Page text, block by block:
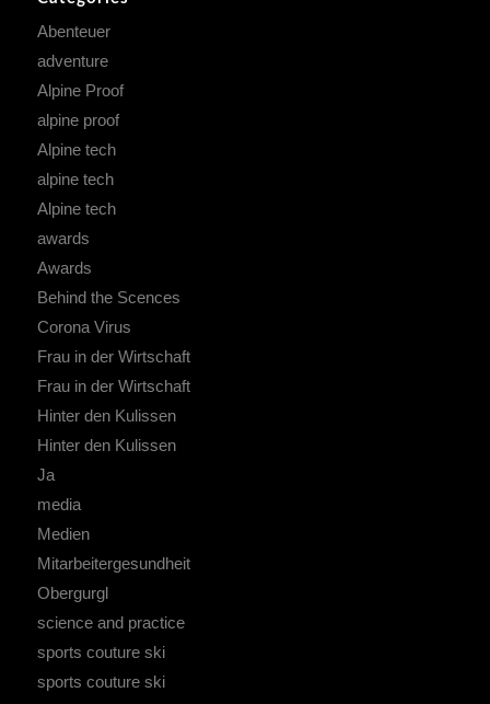
Abenteuer
adventure
Alpine Proof
alpine proof
Alpine tech
alpine tech
Alpine tech
awards
Awards
Behind the Scences
Corona Virus
Frau in der Wirtschaft
Frau in der Wirtschaft
Hinter den Kulissen
Hinter den Kulissen
Ja
media
Medien
Mitarbeitergesundheit
Obergurgl
science and practice
sports couture ski
sports couture ski